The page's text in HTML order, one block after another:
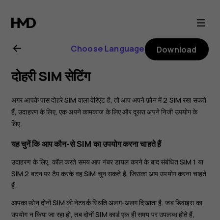
Nokia
6.2
user
guide
Choose Language Download
दोहरी SIM सेटिंग
अगर आपके पास दोहरे SIM वाला वेरिएंट है, तो आप अपने फ़ोन में 2 SIM रख सकते
हैं, उदाहरण के लिए, एक अपने कामकाज के लिए और दूसरा अपने निजी उपयोग के
लिए.
यह चुनें कि आप कौन-से SIM का उपयोग करना चाहते हैं
उदाहरण के लिए, कॉल करते समय आप नंबर डायल करने के बाद संबंधित SIM 1 या
SIM 2 बटन पर टैप करके वह SIM चुन सकते हैं, जिसका आप उपयोग करना चाहते
हैं.
आपका फ़ोन दोनों SIM की नेटवर्क स्थिति अलग-अलग दिखाता है. जब डिवाइस का
उपयोग न किया जा रहा हो, तब दोनों SIM कार्ड एक ही समय पर उपलब्ध होते हैं,